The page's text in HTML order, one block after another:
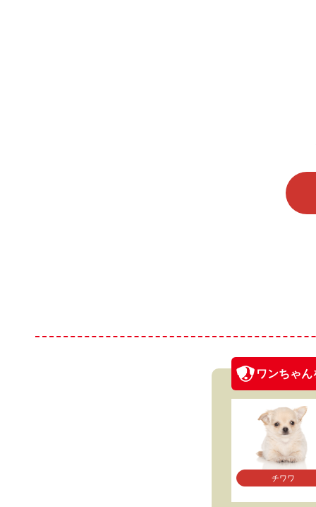
ワンちゃん
チワワ